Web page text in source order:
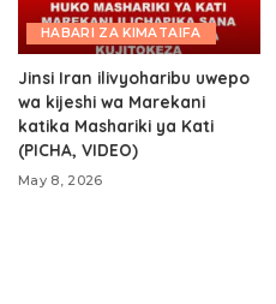
HABARI ZA KIMATAIFA
Jinsi Iran ilivyoharibu uwepo
wa kijeshi wa Marekani
katika Mashariki ya Kati
(PICHA, VIDEO)
May 8, 2026